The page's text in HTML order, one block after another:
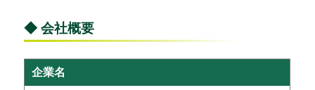
◆ 会社概要
企業名